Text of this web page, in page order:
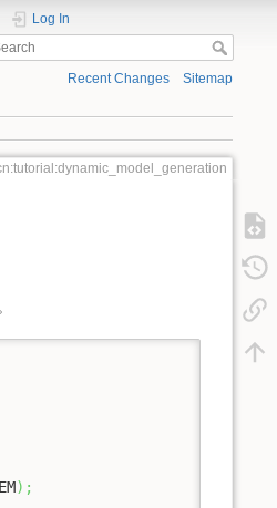
Log In
Recent Changes Sitemap
) ;